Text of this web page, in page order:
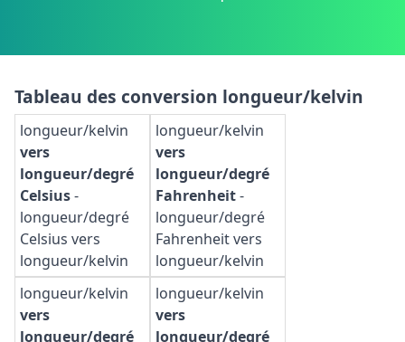
Tableau des conversion longueur/kelvin
longueur/kelvin
vers
longueur/degré
Celsius-
longueur/degré
Celsius vers
longueur/kelvin
longueur/kelvin
vers
longueur/degré
Fahrenheit-
longueur/degré
Fahrenheit vers
longueur/kelvin
longueur/kelvin
vers
longueur/degré
longueur/kelvin
vers
longueur/degré